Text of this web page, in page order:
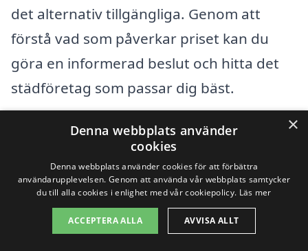
det alternativ tillgängliga. Genom att
förstå vad som påverkar priset kan du
göra en informerad beslut och hitta det
städföretag som passar dig bäst.
Få 3 erbjudanden, gratis och utan
förpliktelser
Sök efter en
×
Denna webbplats använder
cookies
Denna webbplats använder cookies för att förbättra
användarupplevelsen. Genom att använda vår webbplats samtycker
du till alla cookies i enlighet med vår cookiepolicy. Läs mer
ACCEPTERA ALLA AVVISA ALLT